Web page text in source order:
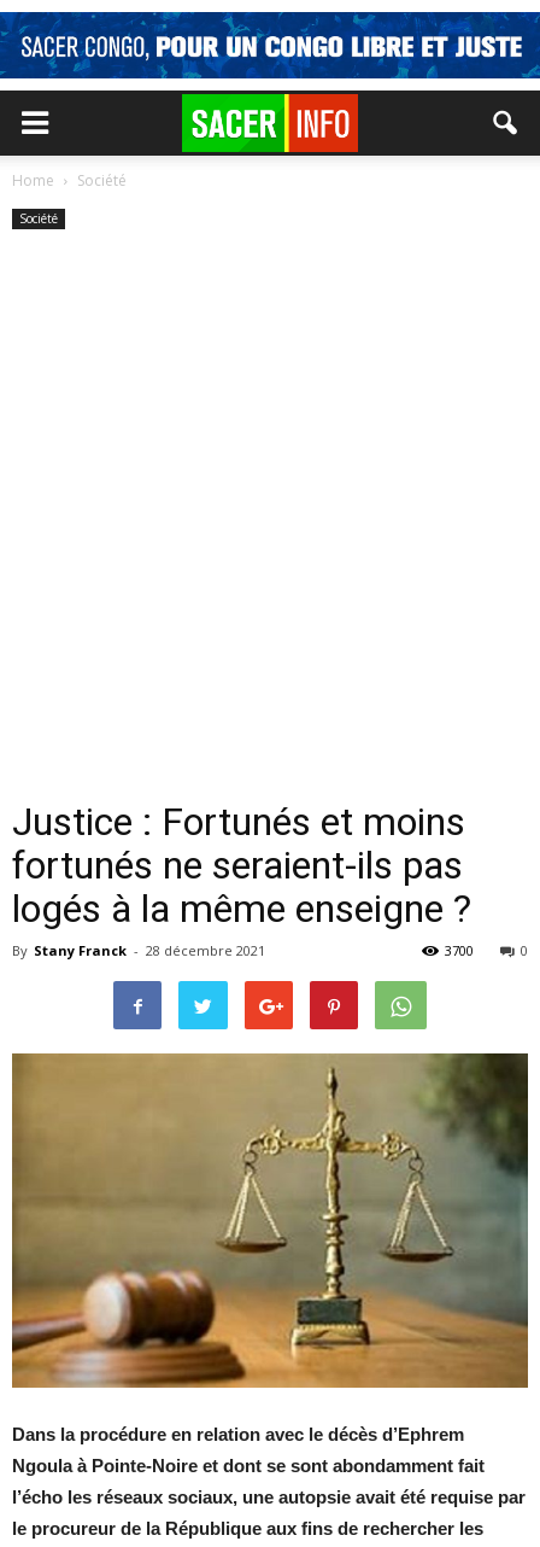
Home Société
Société
Justice : Fortunés et moins
fortunés ne seraient-ils pas
logés à la même enseigne ?
By Stany Franck - 28 décembre 2021 0
3700
Dans la procédure en relation avec le décès d’Ephrem
Ngoula à Pointe-Noire et dont se sont abondamment fait
l’écho les réseaux sociaux, une autopsie avait été requise par
le procureur de la République aux fins de rechercher les